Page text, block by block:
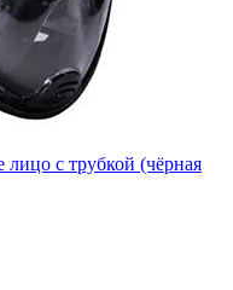
лицо с трубкой (чёрная